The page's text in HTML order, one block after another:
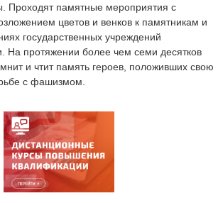
Проходят памятные мероприятия с
цветов и венков к памятникам и
государственных учреждений
На протяжении более чем семи десятков
и чтит память героев, положивших свою
с фашизмом.